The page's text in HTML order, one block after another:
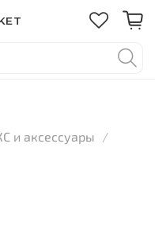
и аксессуары